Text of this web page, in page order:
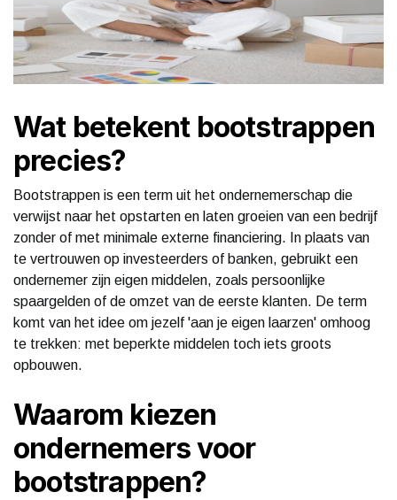
Wat betekent bootstrappen
precies?
Bootstrappen is een term uit het ondernemerschap die
verwijst naar het opstarten en laten groeien van een bedrijf
zonder of met minimale externe financiering. In plaats van
te vertrouwen op investeerders of banken, gebruikt een
ondernemer zijn eigen middelen, zoals persoonlijke
spaargelden of de omzet van de eerste klanten. De term
komt van het idee om jezelf 'aan je eigen laarzen' omhoog
te trekken: met beperkte middelen toch iets groots
opbouwen.
Waarom kiezen
ondernemers voor
bootstrappen?